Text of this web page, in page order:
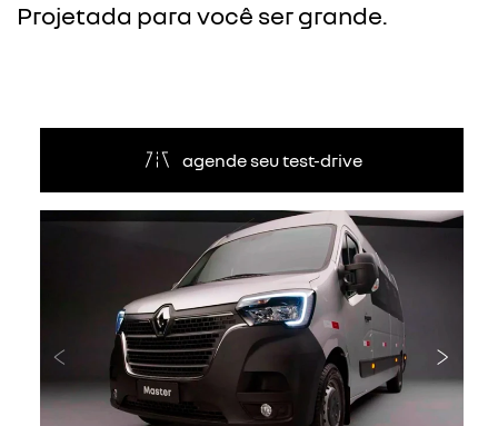
Projetada para você ser grande.
agende seu test-drive
Anterior